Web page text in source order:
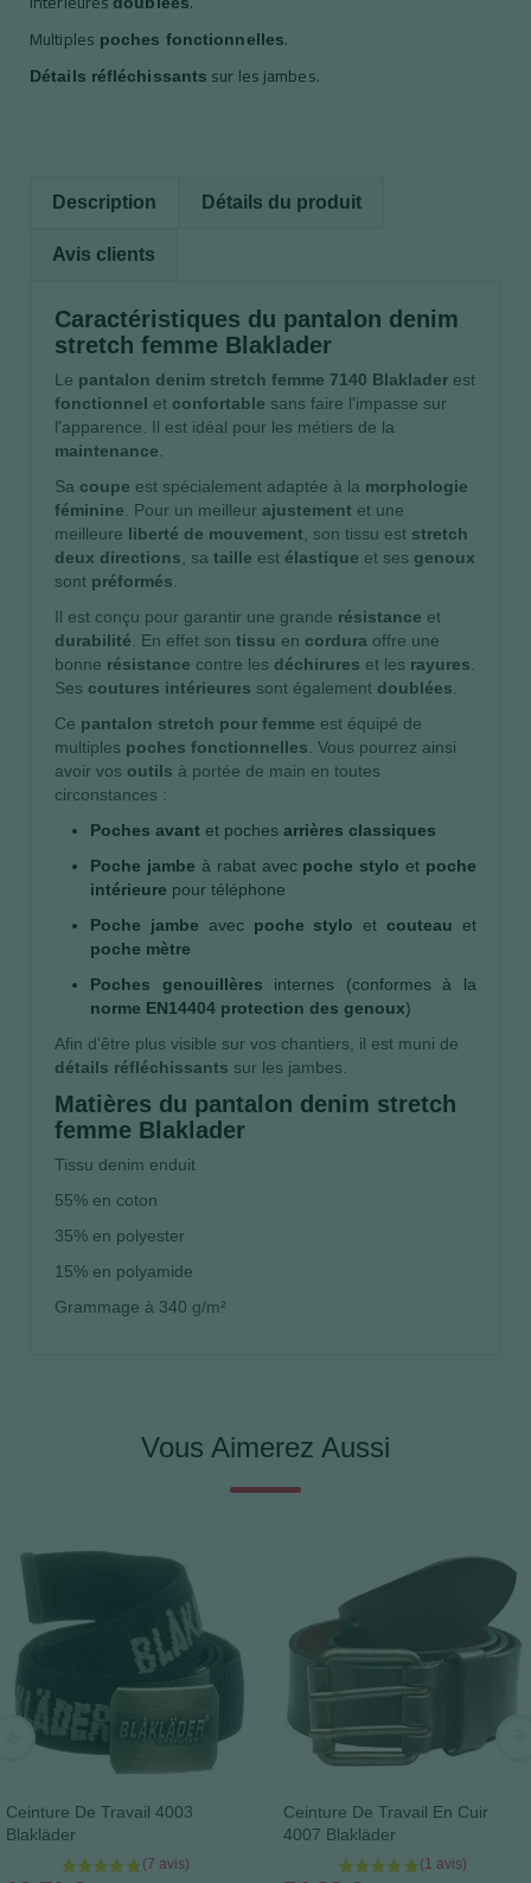
Multiples poches fonctionnelles.
Détails réfléchissants sur les jambes.
Description Détails du produit
Avis clients
Caractéristiques du pantalon denim
stretch femme Blaklader
Le pantalon denim stretch femme 7140 Blaklader est
fonctionnel et confortable sans faire l'impasse sur
l'apparence. Il est idéal pour les métiers de la
maintenance
Sa coupe est spécialement adaptée à la morphologie
féminine . Pour un meilleur ajustement et une
meilleure liberté de mouvement , son tissu est stretch
deux directions , sa taille est élastique et ses genoux
sont préformés
Il est conçu pour garantir une grande résistance et
durabilité . En effet son tissu en cordura offre une
bonne résistance contre les déchirures et les rayures
Ses coutures intérieures sont également doublées
Ce pantalon stretch pour femme est équipé de
multiples poches fonctionnelles . Vous pourrez ainsi
avoir vos outils à portée de main en toutes
circonstances :
Poches avant et poches arrières classiques
Poche jambe à rabat avec poche stylo et poche
intérieure pour téléphone
Poche jambe avecpoche stylo etcouteau et
poche mètre
Poches genouillères internes (conformes à la
norme EN14404 protection des genoux)
Afin d'être plus visible sur vos chantiers, il est muni de
détails réfléchissants sur les jambes.
Matières du pantalon denim stretch
femme Blaklader
Tissu denim enduit
55% en coton
35% en polyester
15% en polyamide
Grammage à 340 g/m²
Vous Aimerez Aussi
Ceinture De Travail 4003
Blakläder
Ceinture De Travail En Cuir
4007 Blakläder